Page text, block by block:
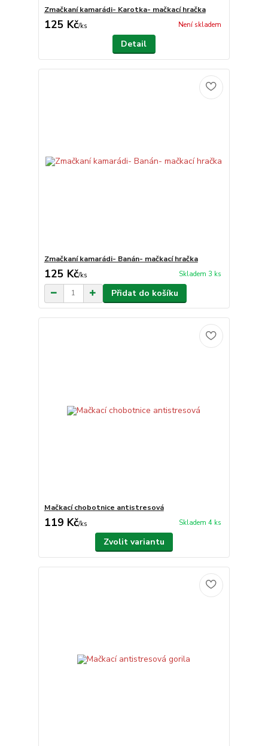
Zmačkaní kamarádi- Karotka- mačkací hračka
125 Kč/ks Není skladem
Detail
Zmačkaní kamarádi- Banán- mačkací hračka
125 Kč/ks Skladem 3 ks
Přidat do košíku
Mačkací chobotnice antistresová
119 Kč/ks Skladem 4 ks
Zvolit variantu